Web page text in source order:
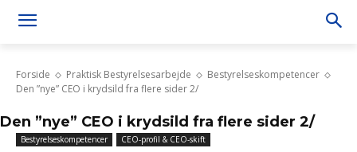
Forside Praktisk Bestyrelsesarbejde
Bestyrelseskompetencer
Den ”nye” CEO i krydsild fra flere sider 2/
Den ”nye” CEO i krydsild fra flere sider 2/
Bestyrelseskompetencer CEO-profil & CEO-skift